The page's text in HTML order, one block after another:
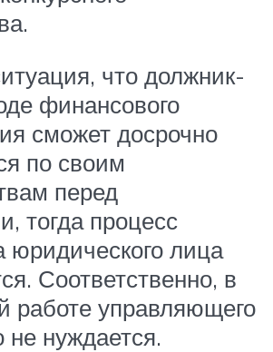
что должник-
финансового
сможет досрочно
по своим
перед
тогда процесс
юридического лица
Соответственно, в
работе управляющего
не нуждается.